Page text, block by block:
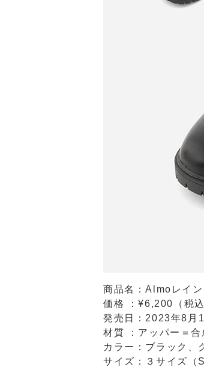
商品名：Almoレイン
価格 ：¥6,200（税
発売⽇：2023年8⽉
材質 ：アッパー＝
カラー：ブラック、
サイズ：３サイズ